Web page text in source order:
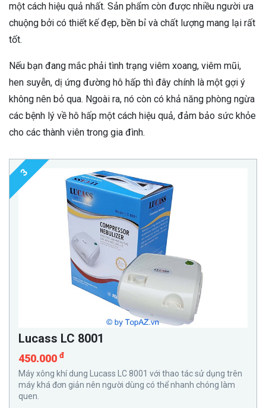
một cách hiệu quả nhất. Sản phẩm còn được nhiều người ưa
chuộng bởi có thiết kế đẹp, bền bỉ và chất lượng mang lại rất
tốt.
Nếu bạn đang mắc phải tình trạng viêm xoang, viêm mũi,
hen suyễn, dị ứng đường hô hấp thì đây chính là một gợi ý
không nên bỏ qua. Ngoài ra, nó còn có khả năng phòng ngừa
các bệnh lý về hô hấp một cách hiệu quả, đảm bảo sức khỏe
cho các thành viên trong gia đình.
3
Lucass LC 8001
450.000 đ
Máy xông khí dung Lucass LC 8001 với thao tác sử dụng trên
máy khá đơn giản nên người dùng có thể nhanh chóng làm
quen.